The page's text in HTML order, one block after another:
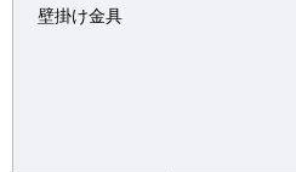
壁掛け金具